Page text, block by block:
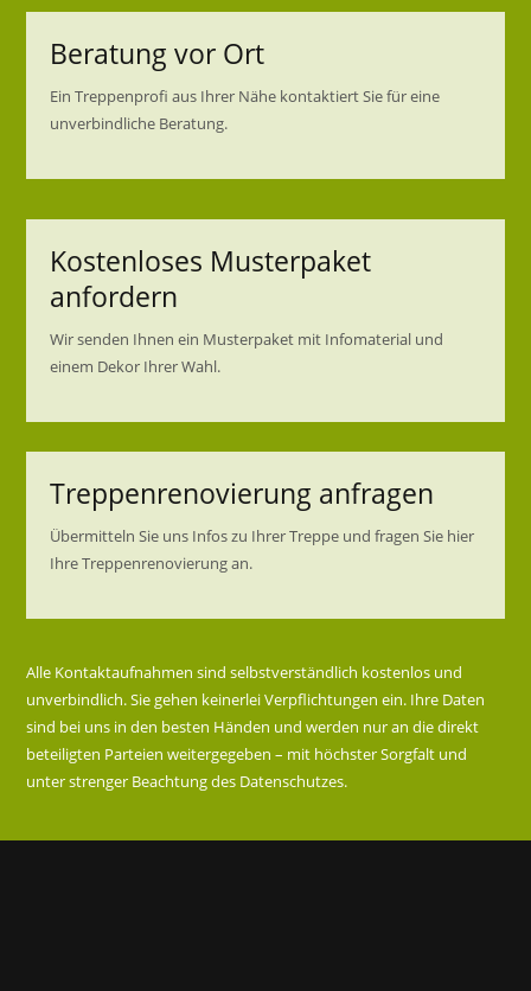
Beratung vor Ort
Ein Treppenprofi aus Ihrer Nähe kontaktiert Sie für eine
unverbindliche Beratung.
Kostenloses Musterpaket
anfordern
Wir senden Ihnen ein Musterpaket mit Infomaterial und
einem Dekor Ihrer Wahl.
Treppenrenovierung anfragen
Übermitteln Sie uns Infos zu Ihrer Treppe und fragen Sie hier
Ihre Treppenrenovierung an.
Alle Kontaktaufnahmen sind selbstverständlich kostenlos und
unverbindlich. Sie gehen keinerlei Verpflichtungen ein. Ihre Daten
sind bei uns in den besten Händen und werden nur an die direkt
beteiligten Parteien weitergegeben – mit höchster Sorgfalt und
unter strenger Beachtung des Datenschutzes.